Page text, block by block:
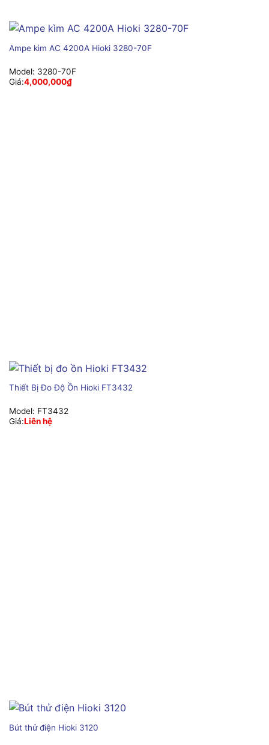
Ampe kìm AC 4200A Hioki 3280-70F
Model: 3280-70F
Giá:4,000,000₫
Thiết Bị Đo Độ Ồn Hioki FT3432
Model: FT3432
Giá:Liên hệ
Bút thử điện Hioki 3120